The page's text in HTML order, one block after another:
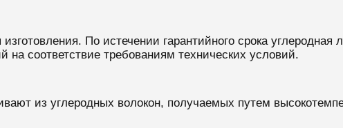
По истечении гарантийного срока
на соответствие требованиям технических условий.
из углеродных волокон, получаемых путем